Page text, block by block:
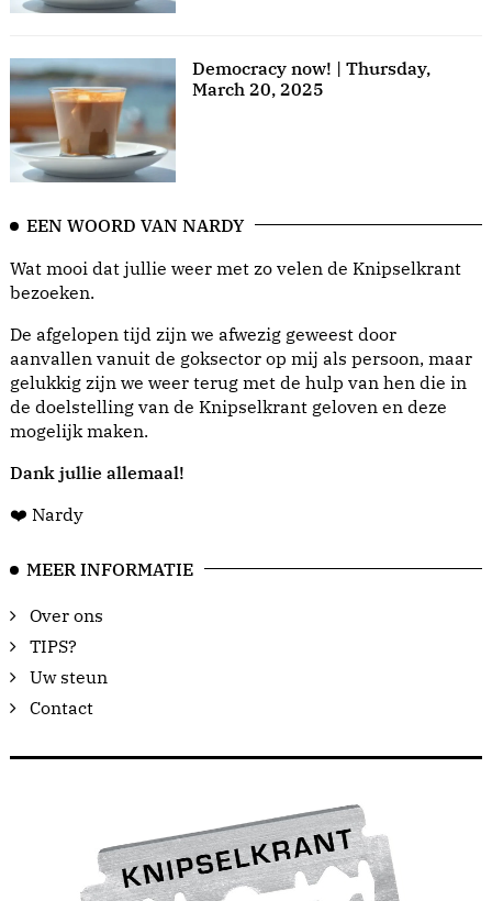
Democracy now! | Thursday,
March 20, 2025
EEN WOORD VAN NARDY
Wat mooi dat jullie weer met zo velen de Knipselkrant
bezoeken.
De afgelopen tijd zijn we afwezig geweest door
aanvallen vanuit de goksector op mij als persoon, maar
gelukkig zijn we weer terug met de hulp van hen die in
de doelstelling van de Knipselkrant geloven en deze
mogelijk maken.
Dank jullie allemaal!
❤️ Nardy
MEER INFORMATIE
Over ons
TIPS?
Uw steun
Contact